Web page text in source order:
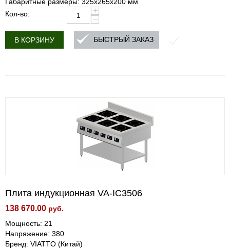
Кол-во:
+
−
В КОРЗИНУ БЫСТРЫЙ ЗАКАЗ
Плита индукционная VA-IC3506
138 670.00 руб.
Мощность: 21
Напряжение: 380
Бренд: VIATTO (Китай)